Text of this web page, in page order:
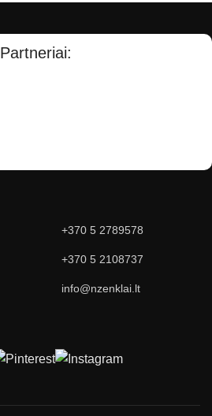
Partneriai:
+370 5 2789578
+370 5 2108737
info@nzenklai.lt